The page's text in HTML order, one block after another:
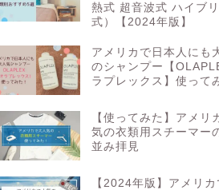
熱式 超音波式 ハイブ
式）【2024年版】
アメリカで日本人にも
のシャンプー【
ラプレックス】使って
【使ってみた】アメリ
気の衣類用スチーマー
並み拝見
【2024年版】アメリ